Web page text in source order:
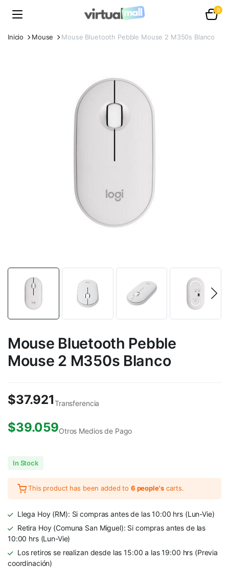
0
Inicio Mouse Mouse Bluetooth Pebble Mouse 2 M350s Blanco
Mouse Bluetooth Pebble
Mouse 2 M350s Blanco
$37.921Transferencia
$39.059Otros Medios de Pago
In Stock
This product has been added to 6 people's carts.
Llega Hoy (RM): Si compras antes de las 10:00 hrs (Lun-Vie)
Retira Hoy (Comuna San Miguel): Si compras antes de las
10:00 hrs (Lun-Vie)
Los retiros se realizan desde las 15:00 a las 19:00 hrs (Previa
coordinación)